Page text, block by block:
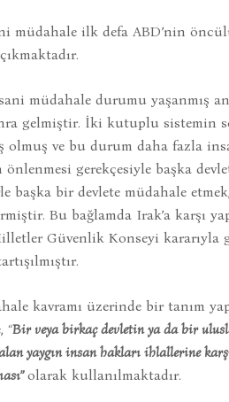
müdahale ilk defa ABD’nin
müdahale durumu yaşanmış
gelmiştir. İki kutuplu sistemin
olmuş ve bu durum daha fazla
gerekçesiyle başka
başka bir devlete müdahale
Bu bağlamda Irak’a karşı
Güvenlik Konseyi kararıyla
kavramı üzerinde bir tanım
“Bir veya birkaç devletin ya da bir
yaygın insan hakları ihlallerine
olarak kullanılmaktadır.